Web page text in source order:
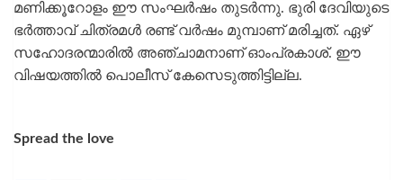
മണിക്കൂറോളം ഈ സംഘർഷം തുടർന്നു. ഭുരി ദേവിയുടെ
ഭർത്താവ് ചിത്രമൾ രണ്ട് വർഷം മുമ്പാണ് മരിച്ചത്. ഏഴ്
സഹോദരന്മാരിൽ അഞ്ചാമനാണ് ഓംപ്രകാശ്. ഈ
വിഷയത്തിൽ പൊലീസ് കേസെടുത്തിട്ടില്ല.
Spread the love